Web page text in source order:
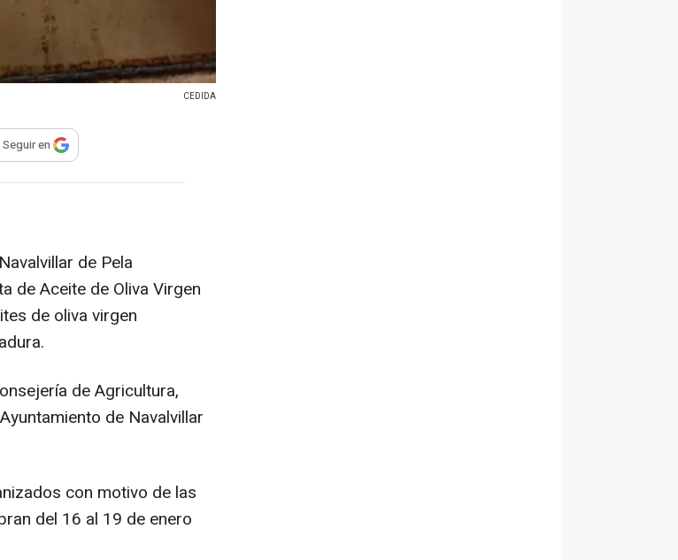
CEDIDA
para compartir
Seguir en
de Pela
de Aceite de Oliva Virgen
de oliva virgen
de Agricultura,
de Navalvillar
con motivo de las
del 16 al 19 de enero